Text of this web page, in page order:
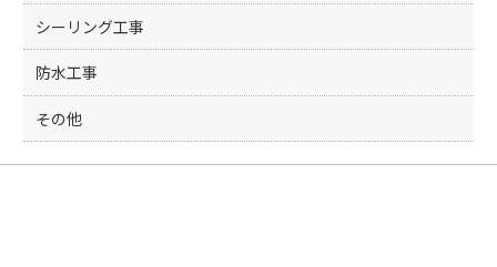
シーリング工事
防水工事
その他